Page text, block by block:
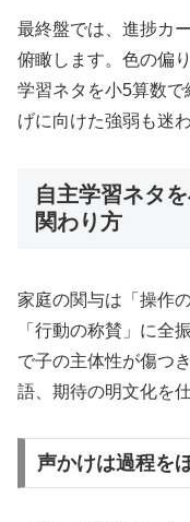
最終盤では、進捗カ
俯瞰します。色の偏
学習ネタを小5算数
げに向けた強弱も迷
自主学習ネタ
関わり方
家庭の関与は「操作
「行動の称賛」に全
で子の主体性が傷つ
語、期待の明文化を
声かけは過程を